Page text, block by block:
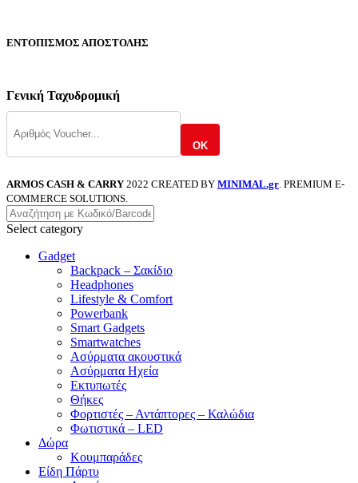
ΕΝΤΟΠΙΣΜΟΣ ΑΠΟΣΤΟΛΗΣ
Γενική Ταχυδρομική
OK
ARMOS CASH & CARRY 2022 CREATED BY MINIMAL.gr . PREMIUM E-
COMMERCE SOLUTIONS.
Select category
Gadget
Backpack – Σακίδιο
Headphones
Lifestyle & Comfort
Powerbank
Smart Gadgets
Smartwatches
Ασύρματα ακουστικά
Ασύρματα Ηχεία
Εκτυπωτές
Θήκες
Φορτιστές – Αντάπτορες – Καλώδια
Φωτιστικά – LED
Δώρα
Κουμπαράδες
Είδη Πάρτυ